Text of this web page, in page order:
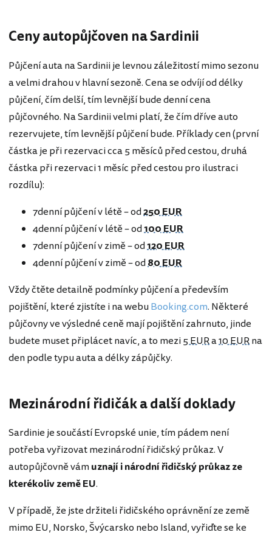
Ceny autopůjčoven na Sardinii
Půjčení auta na Sardinii je levnou záležitostí mimo sezonu
a velmi drahou v hlavní sezoně. Cena se odvíjí od délky
půjčení, čím delší, tím levnější bude denní cena
půjčovného. Na Sardinii velmi platí, že čím dříve auto
rezervujete, tím levnější půjčení bude. Příklady cen (první
částka je při rezervaci cca 5 měsíců před cestou, druhá
částka při rezervaci 1 měsíc před cestou pro ilustraci
rozdílu):
7denní půjčení v létě – od250 EUR
4denní půjčení v létě – od100 EUR
7denní půjčení v zimě – od120 EUR
4denní půjčení v zimě – od80 EUR
Vždy čtěte detailně podmínky půjčení a především
pojištění, které zjistíte i na webuBooking.com. Některé
půjčovny ve výsledné ceně mají pojištění zahrnuto, jinde
budete muset připlácet navíc, a to mezi5 EURa10 EURna
den podle typu auta a délky zápůjčky.
Mezinárodní řidičák a další doklady
Sardinie je součástí Evropské unie, tím pádem není
potřeba vyřizovat mezinárodní řidičský průkaz. V
autopůjčovně vámuznají i národní řidičský průkaz ze
kterékoliv země EU.
V případě, že jste držiteli řidičského oprávnění ze země
mimo EU, Norsko, Švýcarsko nebo Island, vyřiďte se ke